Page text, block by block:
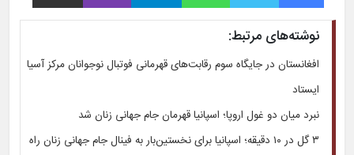
نوشته‌های مرتبط:
افغانستان در جایگاه سوم رقابت‌های قهرمانی فوتبال نوجوانان مرکز آسیا
ایستاد
نبرد میان دو غول اروپا؛ اسپانیا قهرمان جام جهانی زنان شد
۳ گل در ۱۰ دقیقه؛ اسپانیا برای نخستین‌بار به فینال جام جهانی زنان راه